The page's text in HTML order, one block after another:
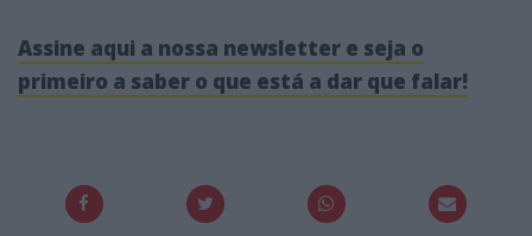
Assine aqui a nossa newsletter e seja o
primeiro a saber o que está a dar que falar!